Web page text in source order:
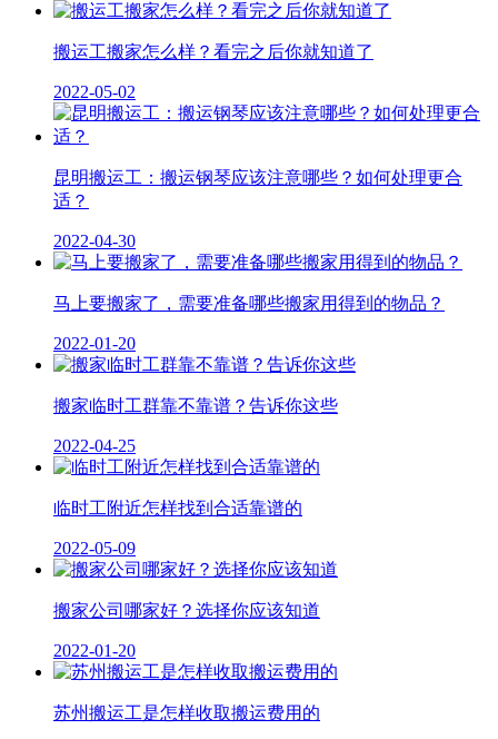
搬运工搬家怎么样？看完之后你就知道了
2022-05-02
昆明搬运工：搬运钢琴应该注意哪些？如何处理更合
适？
2022-04-30
马上要搬家了，需要准备哪些搬家用得到的物品？
2022-01-20
搬家临时工群靠不靠谱？告诉你这些
2022-04-25
临时工附近怎样找到合适靠谱的
2022-05-09
搬家公司哪家好？选择你应该知道
2022-01-20
苏州搬运工是怎样收取搬运费用的